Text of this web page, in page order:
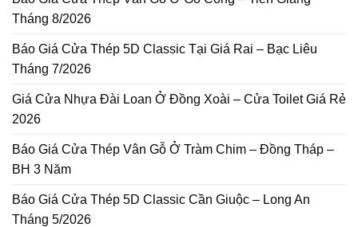
Tháng 8/2026
Báo Giá Cửa Thép 5D Classic Tại Giá Rai – Bạc Liêu
Tháng 7/2026
Giá Cửa Nhựa Đài Loan Ở Đồng Xoài – Cửa Toilet Giá Rẻ
2026
Báo Giá Cửa Thép Vân Gỗ Ở Tràm Chim – Đồng Tháp –
BH 3 Năm
Báo Giá Cửa Thép 5D Classic Cần Giuộc – Long An
Tháng 5/2026